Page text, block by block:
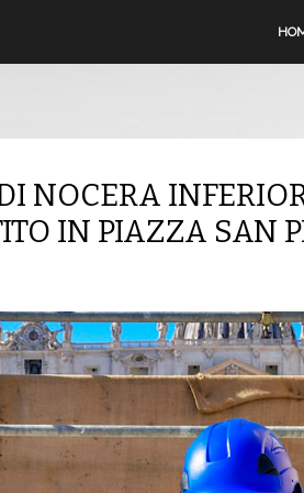
NOCERA
IN PIAZZA SAN